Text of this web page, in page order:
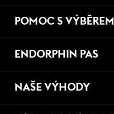
POMOC S VÝBĚREM
ENDORPHIN PAS
NAŠE VÝHODY